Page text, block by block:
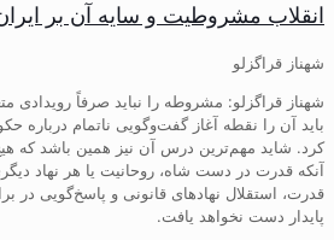
انقلاب مشروطیت و سایه آن بر
شهناز قراگزلو
شهناز قراگزلو: مشروطه را نباید صرفاً رویدادی
باید آن را نقطه آغاز گفت‌وگویی ناتمام درباره
کرد. شاید مهم‌ترین درس آن نیز همین باشد که
آنکه قدرت در دست شاه، روحانیت یا هر نهاد
قدرت، استقلال نهادهای قانونی و پاسخ‌گویی در
پایدار دست نخواهد یافت.